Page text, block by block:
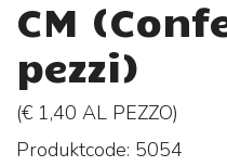
CM
pezzi)
(€ 1,40 AL PEZZO)
Produktcode: 5054